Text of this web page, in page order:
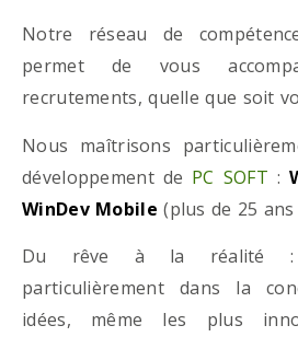
Notre réseau de
permet de vous
recrutements, quelle que soit
Nous maîtrisons
développement de PC SOFT :
WinDev Mobile (plus de 25 ans
Du rêve à la réalité :
particulièrement dans la
idées, même les plus